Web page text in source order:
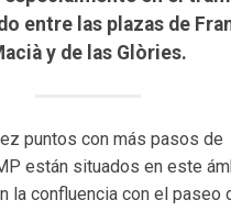
entre las plazas de
y de las Glòries.
puntos con más pasos de
están situados en este
la confluencia con el paseo